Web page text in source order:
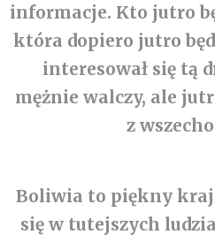
informacje. Kto jutro
która dopiero jutro
interesował się tą
mężnie walczy, ale
z
Boliwia to piękny kraj
się w tutejszych